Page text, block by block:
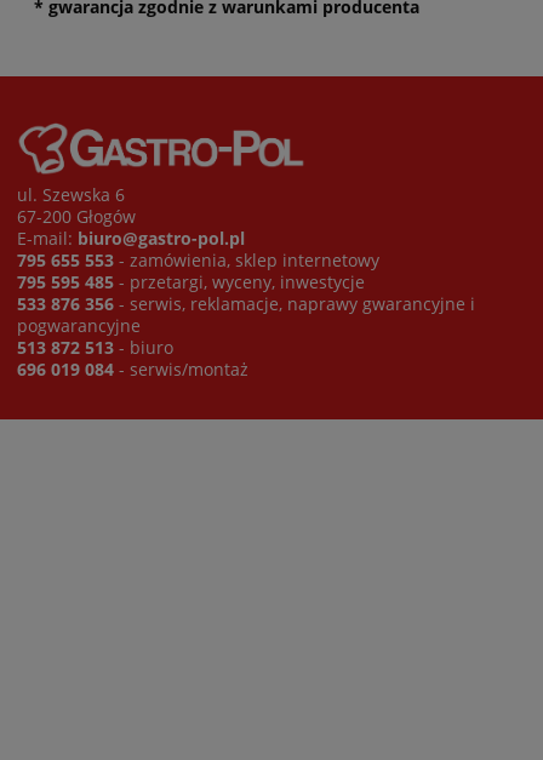
* gwarancja zgodnie z warunkami producenta
ul. Szewska 6
67-200 Głogów
E-mail: biuro@gastro-pol.pl
795 655 553 - zamówienia, sklep internetowy
795 595 485 - przetargi, wyceny, inwestycje
533 876 356 - serwis, reklamacje, naprawy gwarancyjne i
pogwarancyjne
513 872 513 - biuro
696 019 084 - serwis/montaż